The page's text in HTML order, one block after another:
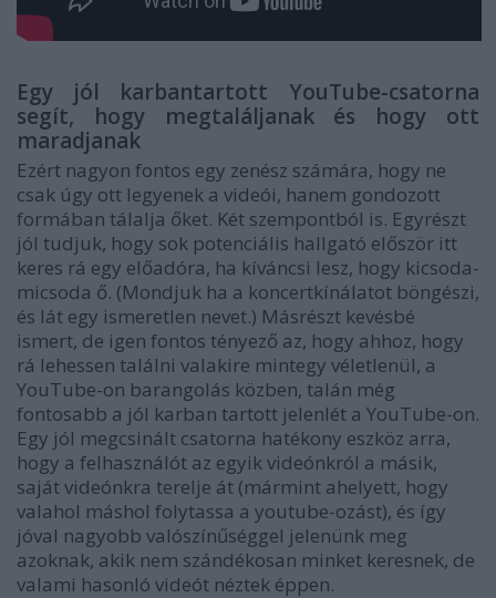
Egy jól karbantartott YouTube-csatorna
segít, hogy megtaláljanak és hogy ott
maradjanak
Ezért nagyon fontos egy zenész számára, hogy ne
csak úgy ott legyenek a videói, hanem gondozott
formában tálalja őket. Két szempontból is. Egyrészt
jól tudjuk, hogy sok potenciális hallgató először itt
keres rá egy előadóra, ha kíváncsi lesz, hogy kicsoda-
micsoda ő. (Mondjuk ha a koncertkínálatot böngészi,
és lát egy ismeretlen nevet.) Másrészt kevésbé
ismert, de igen fontos tényező az, hogy ahhoz, hogy
rá lehessen találni valakire mintegy véletlenül, a
YouTube-on barangolás közben, talán még
fontosabb a jól karban tartott jelenlét a YouTube-on.
Egy jól megcsinált csatorna hatékony eszköz arra,
hogy a felhasználót az egyik videónkról a másik,
saját videónkra terelje át (mármint ahelyett, hogy
valahol máshol folytassa a youtube-ozást), és így
jóval nagyobb valószínűséggel jelenünk meg
azoknak, akik nem szándékosan minket keresnek, de
valami hasonló videót néztek éppen.